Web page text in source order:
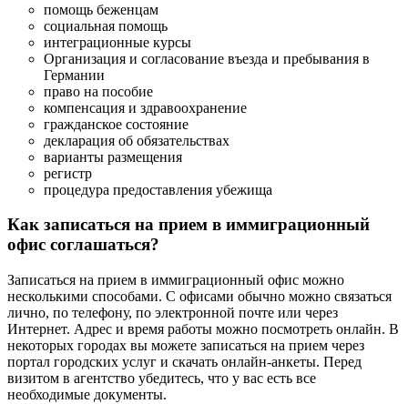
помощь беженцам
социальная помощь
интеграционные курсы
Организация и согласование въезда и пребывания в
Германии
право на пособие
компенсация и здравоохранение
гражданское состояние
декларация об обязательствах
варианты размещения
регистр
процедура предоставления убежища
Как записаться на прием в иммиграционный
офис соглашаться?
Записаться на прием в иммиграционный офис можно
несколькими способами. С офисами обычно можно связаться
лично, по телефону, по электронной почте или через
Интернет. Адрес и время работы можно посмотреть онлайн. В
некоторых городах вы можете записаться на прием через
портал городских услуг и скачать онлайн-анкеты. Перед
визитом в агентство убедитесь, что у вас есть все
необходимые документы.